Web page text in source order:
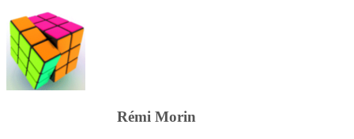
Rémi Morin